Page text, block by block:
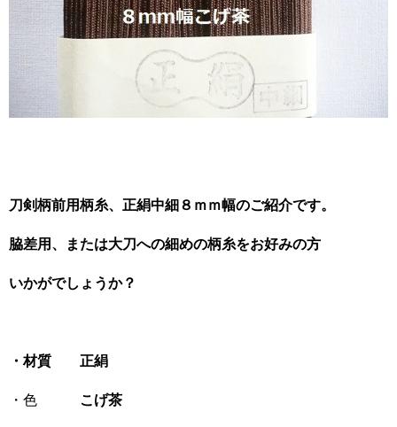
刀剣柄前用柄糸、正絹中細８ｍｍ幅のご紹介です。
脇差用、または大刀への細めの柄糸をお好みの方
いかがでしょうか？
・材質 正絹
・色 こげ茶